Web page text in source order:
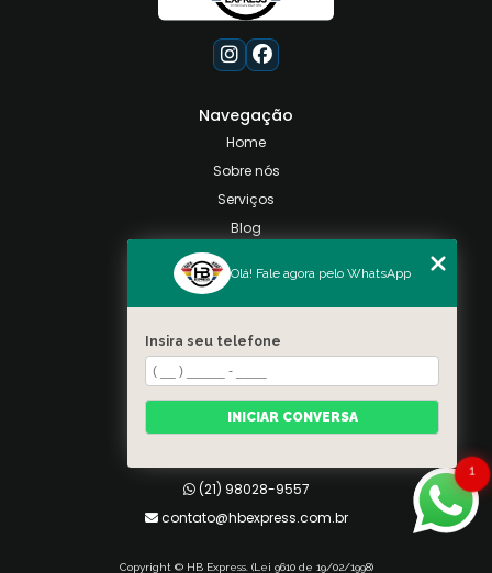
Navegação
Home
Sobre nós
Serviços
Blog
Categorias
Mapa do site
Contato
Taquara, Rio de Janeiro
(21) 98028-9557
(21) 98028-9557
contato@hbexpress.com.br
Copyright © HB Express. (Lei 9610 de 19/02/1998)
1
Olá! Fale agora pelo WhatsApp
Insira seu telefone
INICIAR CONVERSA